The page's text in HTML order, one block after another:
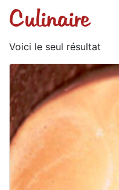
Culinaire
Voici le seul résultat